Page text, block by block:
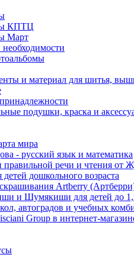
КПТЦ
Март
и материал для шитья,
подушки, краска и
мира
- русский язык и математика
правильной речи и чтения от
детей дошкольного возраста
Artberry
и Шумякиши для детей до
автоградов и учебных
Group в интернет-